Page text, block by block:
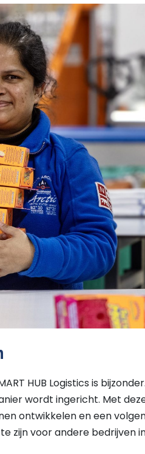
HUB Logistics is
wordt ingericht. Met
ontwikkelen en een
zijn voor andere bedrijven